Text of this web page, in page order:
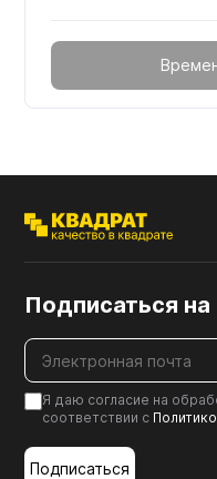
Подписаться
Я даю согласие на
соответствии с
Подписаться